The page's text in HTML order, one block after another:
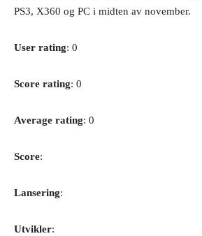
PS3, X360 og PC i midten av november.
User rating: 0
Score rating: 0
Average rating: 0
Score:
Lansering:
Utvikler: